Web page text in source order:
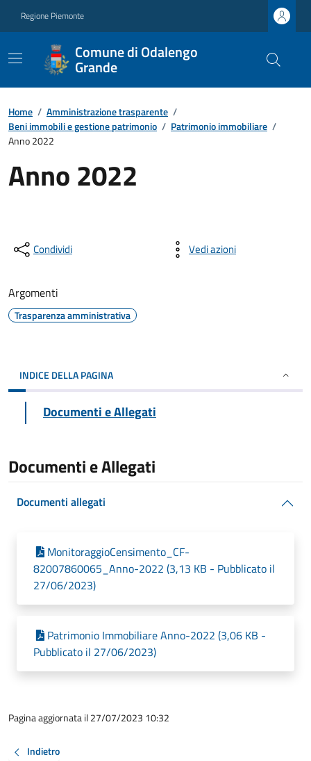
Regione Piemonte
Comune di Odalengo
Grande
Home / Amministrazione trasparente /
Beni immobili e gestione patrimonio / Patrimonio immobiliare /
Anno 2022
Anno 2022
Condividi Vedi azioni
Argomenti
Trasparenza amministrativa
INDICE DELLA PAGINA
Documenti e Allegati
Documenti e Allegati
Documenti allegati
MonitoraggioCensimento_CF-
82007860065_Anno-2022 (3,13 KB - Pubblicato il
27/06/2023)
Patrimonio Immobiliare Anno-2022 (3,06 KB -
Pubblicato il 27/06/2023)
Pagina aggiornata il 27/07/2023 10:32
Indietro